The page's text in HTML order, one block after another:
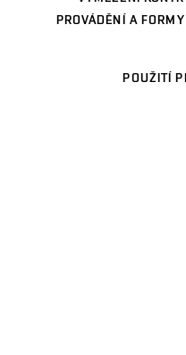
PROVÁDĚNÍ A
POUŽITÍ